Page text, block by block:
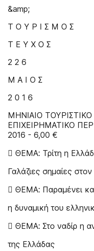
&amp;
Τ Ο Υ Ρ Ι Σ Μ Ο Σ
Τ Ε Υ Χ Ο Σ
2 2 6
Μ Α Ι Ο Σ
2 0 1 6
MHNIAIO
EΠIXEIPHMATIKO
2016 - 6,00 €
 ΘΕΜΑ: Τρίτη η
Γαλάζιες σημαίες
 ΘΕΜΑ: Παραμένει
η δυναμική του
 ΘΕΜΑ: Στο ναδίρ η
της Ελλάδας